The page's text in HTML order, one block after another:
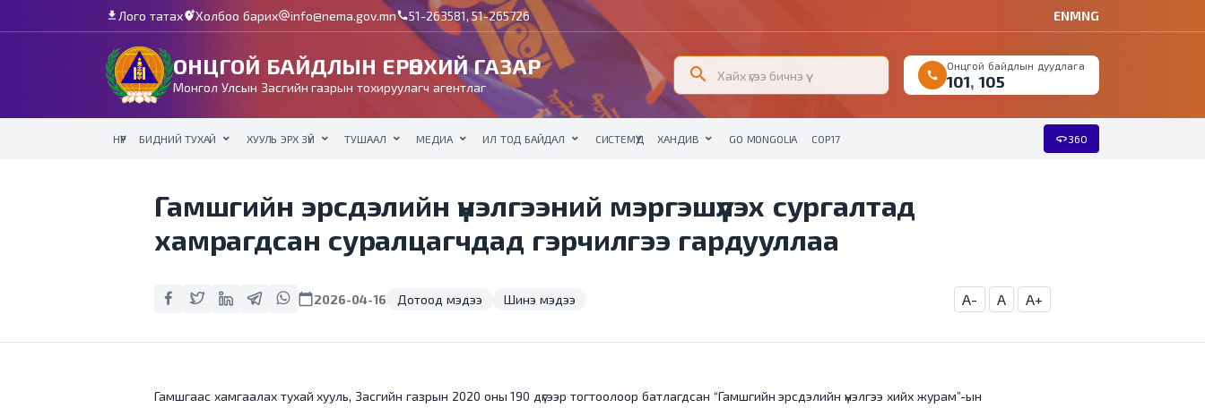
download Лого татахadd_location_altХолбоо барихalternate_emailinfo@nema.gov.mncall51-263581, 51-265726 ENMNG
ОНЦГОЙ БАЙДЛЫН ЕРӨНХИЙ ГАЗАР
Монгол Улсын Засгийн газрын тохируулагч агентлаг
search call
Онцгой байдлын дуудлага
101,105
НҮҮР БИДНИЙ ТУХАЙ ХУУЛЬ ЭРХ ЗҮЙ ТУШААЛ МЕДИА ИЛ ТОД БАЙДАЛ СИСТЕМҮҮД ХАНДИВ GO MONGOLIA COP17 360360
Гамшгийн эрсдэлийн үнэлгээний мэргэшүүлэх сургалтад
хамрагдсан суралцагчдад гэрчилгээ гардууллаа
calendar_today2026-04-16 Дотоод мэдээ Шинэ мэдээ A- A A+
Гамшгаас хамгаалах тухай хууль, Засгийн газрын 2020 оны 190 дүгээр тогтоолоор батлагдсан “Гамшгийн эрсдэлийн үнэлгээ хийх журам”-ын